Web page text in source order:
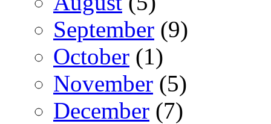
September (9)
October (1)
November (5)
December (7)